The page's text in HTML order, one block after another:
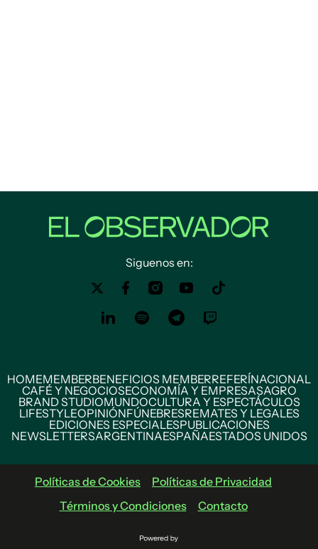
Siguenos en:
HOMEMEMBERBENEFICIOS MEMBERREFERÍNACIONAL
CAFÉ Y NEGOCIOSECONOMÍA Y EMPRESASAGRO
BRAND STUDIOMUNDOCULTURA Y ESPECTÁCULOS
LIFESTYLEOPINIÓNFÚNEBRESREMATES Y LEGALES
EDICIONES ESPECIALESPUBLICACIONES
NEWSLETTERSARGENTINAESPAÑAESTADOS UNIDOS
Políticas de Cookies
Políticas de Privacidad
Términos y Condiciones
Contacto